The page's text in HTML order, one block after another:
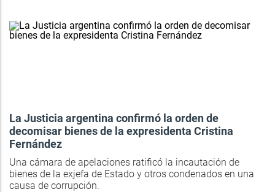
La Justicia argentina confirmó la orden de
decomisar bienes de la expresidenta Cristina
Fernández
Una cámara de apelaciones ratificó la incautación de
bienes de la exjefa de Estado y otros condenados en una
causa de corrupción.